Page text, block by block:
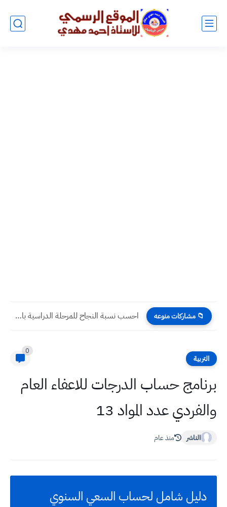
📁 مشاركات منوعه احسب نسبة النجاح للمرحلة الدراسية بالاعتماد على عدد الراسبين
التربية
0
برنامج حساب الدرجات للاعفاء العام
والفردي عدد المواد 13
الناشر منذ عام
دليل شامل لحساب السعي السنوي